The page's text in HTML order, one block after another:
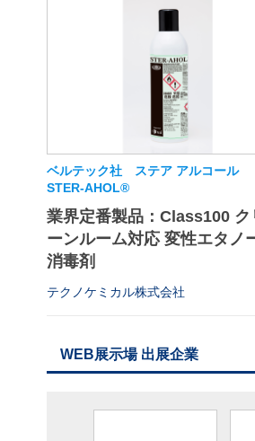
ベルテック社 ステア アルコール
STER-AHOL®
業界定番製品：Class100 ク
ーンルーム対応 変性エタノ
消毒剤
テクノケミカル株式会社
WEB展示場 出展企業